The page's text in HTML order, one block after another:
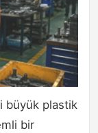
büyük plastik
bir